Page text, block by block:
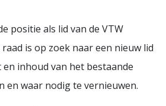
positie als lid van de VTW
raad is op zoek naar een nieuw lid
inhoud van het bestaande
en waar nodig te vernieuwen.